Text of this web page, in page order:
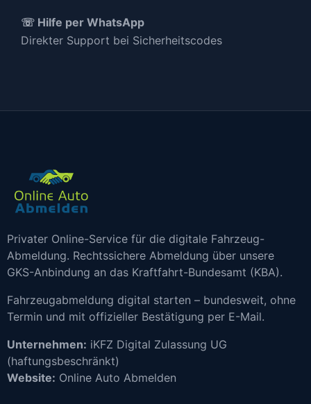
☏ Hilfe per WhatsApp
Direkter Support bei Sicherheitscodes
Privater Online-Service für die digitale Fahrzeug-
Abmeldung. Rechtssichere Abmeldung über unsere
GKS-Anbindung an das Kraftfahrt-Bundesamt (KBA).
Fahrzeugabmeldung digital starten – bundesweit, ohne
Termin und mit offizieller Bestätigung per E-Mail.
Unternehmen: iKFZ Digital Zulassung UG
(haftungsbeschränkt)
Website: Online Auto Abmelden